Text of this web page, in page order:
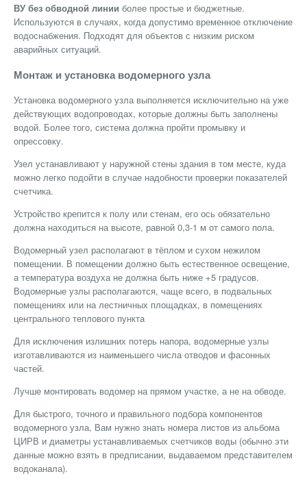
ВУ без обводной линии более простые и бюджетные.
Используются в случаях, когда допустимо временное отключение
водоснабжения. Подходят для объектов с низким риском
аварийных ситуаций.
Монтаж и установка водомерного узла
Установка водомерного узла выполняется исключительно на уже
действующих водопроводах, которые должны быть заполнены
водой. Более того, система должна пройти промывку и
опрессовку.
Узел устанавливают у наружной стены здания в том месте, куда
можно легко подойти в случае надобности проверки показателей
счетчика.
Устройство крепится к полу или стенам, его ось обязательно
должна находиться на высоте, равной 0,3-1 м от самого пола.
Водомерный узел располагают в тёплом и сухом нежилом
помещении. В помещении должно быть естественное освещение,
а температура воздуха не должна быть ниже +5 градусов.
Водомерные узлы располагаются, чаще всего, в подвальных
помещениях или на лестничных площадках, в помещениях
центрального теплового пункта
Для исключения излишних потерь напора, водомерные узлы
изготавливаются из наименьшего числа отводов и фасонных
частей.
Лучше монтировать водомер на прямом участке, а не на обводе.
Для быстрого, точного и правильного подбора компонентов
водомерного узла, Вам нужно знать номера листов из альбома
ЦИРВ и диаметры устанавливаемых счетчиков воды (обычно эти
данные можно взять в предписании, выдаваемом представителем
водоканала).